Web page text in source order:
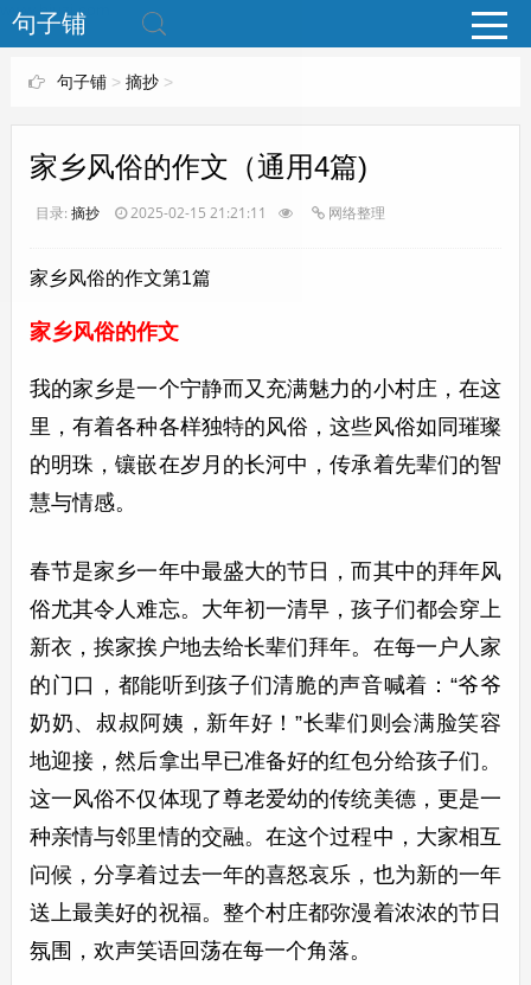
www.bjuzi.com
句子铺
句子铺> 摘抄>
家乡风俗的作文（通用4篇)
目录: 摘抄 2025-02-15 21:21:11 网络整理
家乡风俗的作文第1篇
家乡风俗的作文
我的家乡是一个宁静而又充满魅力的小村庄，在这
里，有着各种各样独特的风俗，这些风俗如同璀璨
的明珠，镶嵌在岁月的长河中，传承着先辈们的智
慧与情感。
春节是家乡一年中最盛大的节日，而其中的拜年风
俗尤其令人难忘。大年初一清早，孩子们都会穿上
新衣，挨家挨户地去给长辈们拜年。在每一户人家
的门口，都能听到孩子们清脆的声音喊着：“爷爷
奶奶、叔叔阿姨，新年好！”长辈们则会满脸笑容
地迎接，然后拿出早已准备好的红包分给孩子们。
这一风俗不仅体现了尊老爱幼的传统美德，更是一
种亲情与邻里情的交融。在这个过程中，大家相互
问候，分享着过去一年的喜怒哀乐，也为新的一年
送上最美好的祝福。整个村庄都弥漫着浓浓的节日
氛围，欢声笑语回荡在每一个角落。